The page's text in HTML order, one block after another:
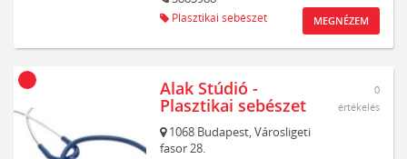
Plasztikai sebészet MEGNÉZEM
Alak Stúdió -
Plasztikai sebészet
1068 Budapest,Városligeti
fasor 28.
0
értékelés